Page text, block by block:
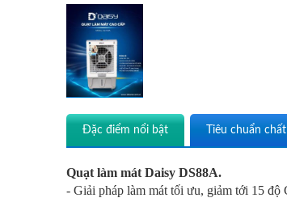
Đặc điểm nổi bật Tiêu chuẩn
Quạt làm mát Daisy DS88A.
- Giải pháp làm mát tối ưu, giảm tới 15